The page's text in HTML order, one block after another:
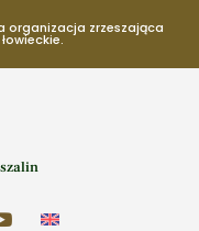
organizacja zrzeszająca